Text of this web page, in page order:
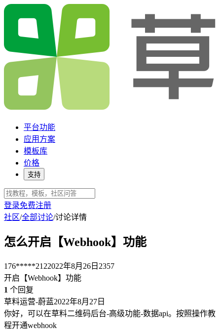
平台功能
应用方案
模板库
价格
支持
登录免费注册
社区/全部讨论/讨论详情
怎么开启【Webhook】功能
176*****2122022年8月26日 2357
开启【Webhook】功能
1 个回复
草料运营-蔚蓝2022年8月27日
你好，可以在草料二维码后台-高级功能-数据api。按照操作教
程开通webhook